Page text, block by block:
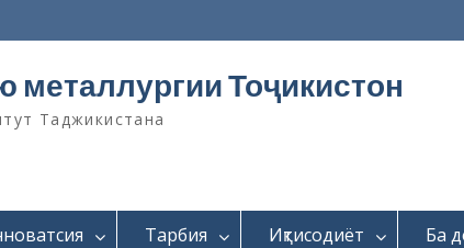
Тоҷикистон
Таджикистана
Тарбия Иқтисодиёт Ба